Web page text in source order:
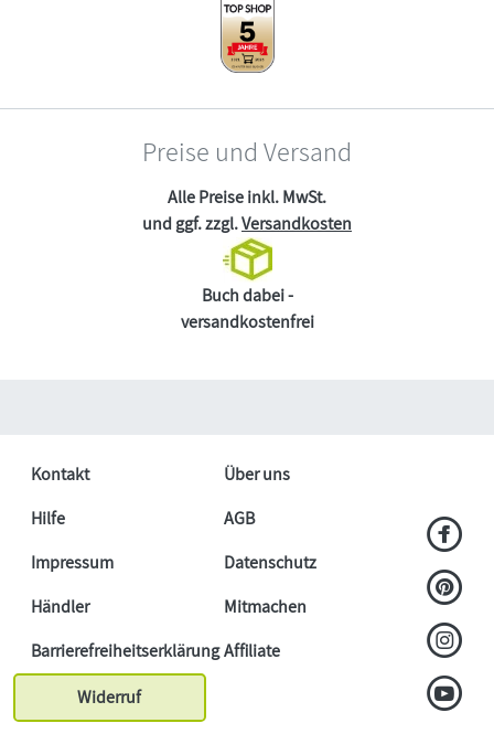
Preise und Versand
Alle Preise inkl. MwSt.
und ggf. zzgl.Versandkosten
Buch dabei -
versandkostenfrei
Kontakt
Über uns
Hilfe
AGB
Impressum
Datenschutz
Händler
Mitmachen
BarrierefreiheitserklärungAffiliate
Widerruf